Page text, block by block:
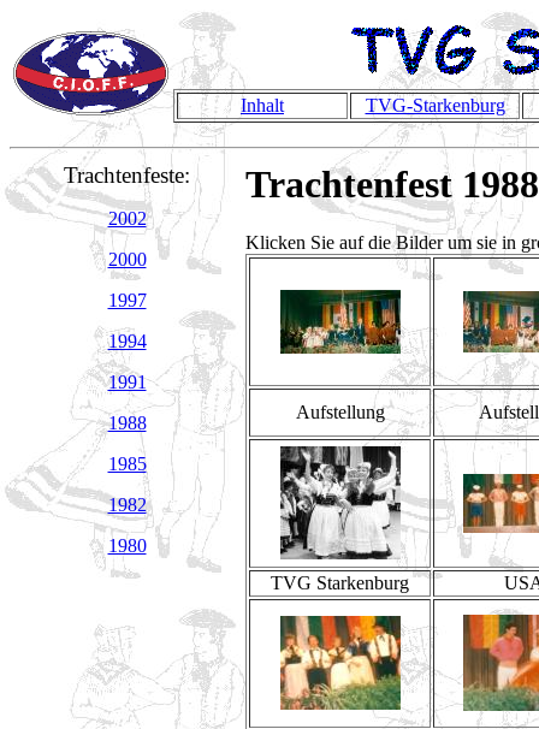
Inhalt TVG-Starkenburg
Trachtenfeste:
2002
2000
1997
1994
1991
1988
1985
1982
1980
Trachtenfest 1988
Klicken Sie auf die Bilder um sie in
Aufstellung
TVG Starkenburg